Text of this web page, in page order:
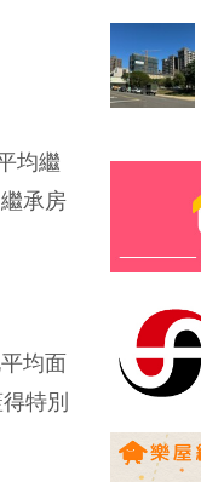
均繼
承房
均面
特別